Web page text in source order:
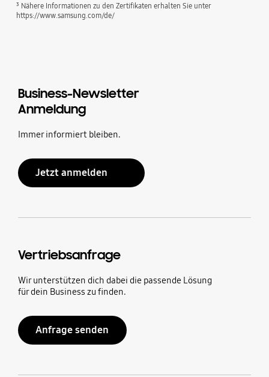
³ Nähere Informationen zu den Zertifikaten erhalten Sie unter
https://www.samsung.com/de/
Business-Newsletter
Anmeldung
Immer informiert bleiben.
Jetzt anmelden
Vertriebsanfrage
Wir unterstützen dich dabei die passende Lösung
für dein Business zu finden.
Anfrage senden